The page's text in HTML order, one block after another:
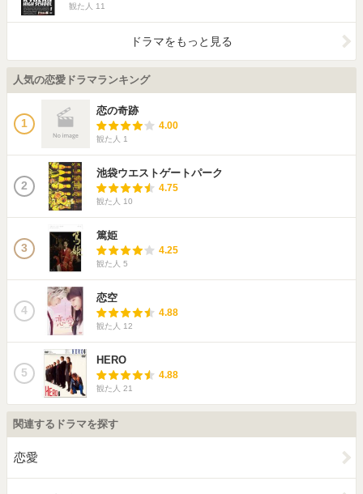
観た人 11
ドラマをもっと見る
人気の恋愛ドラマランキング
1
恋の奇跡
4.00
観た人 1
2
池袋ウエストゲートパーク
4.75
観た人 10
3
篤姫
4.25
観た人 5
4
恋空
4.88
観た人 12
5
HERO
4.88
観た人 21
関連するドラマを探す
恋愛